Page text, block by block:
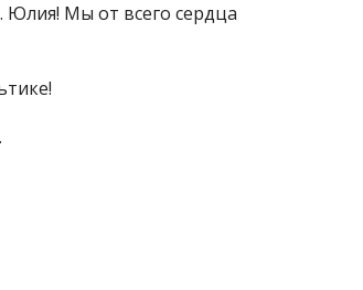
Юлия! Мы от всего сердца